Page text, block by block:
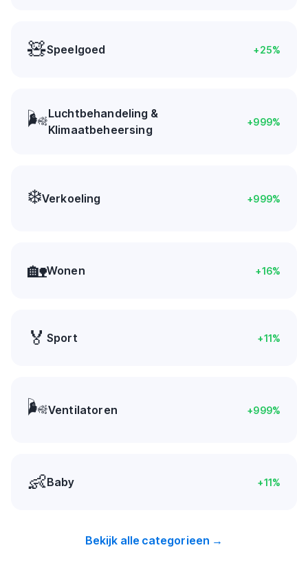
🧸Speelgoed +25%
🌬️Luchtbehandeling &
Klimaatbeheersing
+999%
❄️Verkoeling +999%
🏡Wonen +16%
🏅 Sport +11%
🌬️Ventilatoren +999%
👶Baby +11%
Bekijk alle categorieen →